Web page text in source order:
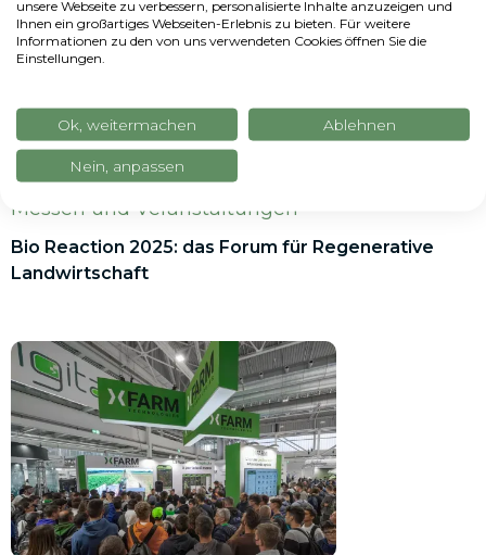
Messen und Veranstaltungen
Bio Reaction 2025: das Forum für Regenerative
Landwirtschaft
unsere Webseite zu verbessern, personalisierte Inhalte anzuzeigen und
Ihnen ein großartiges Webseiten-Erlebnis zu bieten. Für weitere
Informationen zu den von uns verwendeten Cookies öffnen Sie die
Einstellungen.
Ok, weitermachen Ablehnen
Nein, anpassen